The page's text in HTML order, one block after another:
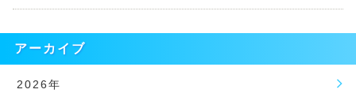
アーカイブ
2026年